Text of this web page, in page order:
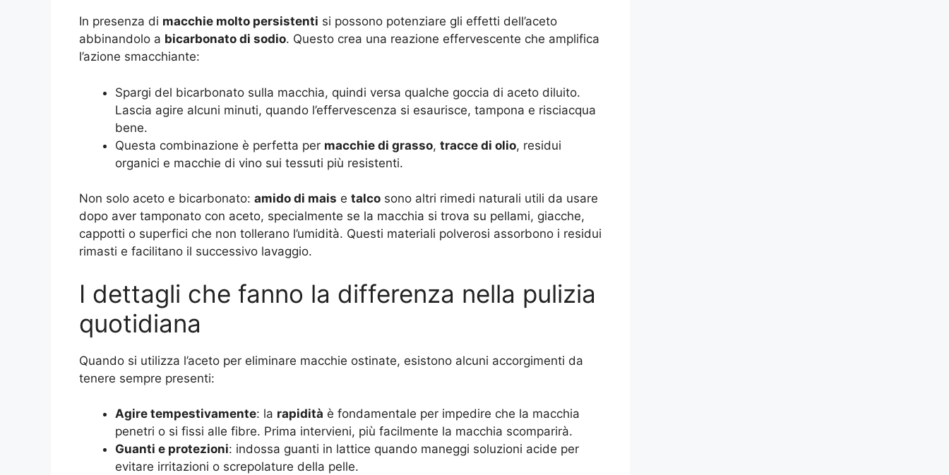
In presenza di macchie molto persistenti si possono potenziare gli effetti dell’aceto
abbinandolo a bicarbonato di sodio. Questo crea una reazione effervescente che amplifica
l’azione smacchiante:
Spargi del bicarbonato sulla macchia, quindi versa qualche goccia di aceto diluito.
Lascia agire alcuni minuti, quando l’effervescenza si esaurisce, tampona e risciacqua
bene.
Questa combinazione è perfetta per macchie di grasso, tracce di olio, residui
organici e macchie di vino sui tessuti più resistenti.
Non solo aceto e bicarbonato: amido di mais e talco sono altri rimedi naturali utili da usare
dopo aver tamponato con aceto, specialmente se la macchia si trova su pellami, giacche,
cappotti o superfici che non tollerano l’umidità. Questi materiali polverosi assorbono i residui
rimasti e facilitano il successivo lavaggio.
I dettagli che fanno la differenza nella pulizia
quotidiana
Quando si utilizza l’aceto per eliminare macchie ostinate, esistono alcuni accorgimenti da
tenere sempre presenti:
Agire tempestivamente: la rapidità è fondamentale per impedire che la macchia
penetri o si fissi alle fibre. Prima intervieni, più facilmente la macchia scomparirà.
Guanti e protezioni: indossa guanti in lattice quando maneggi soluzioni acide per
evitare irritazioni o screpolature della pelle.